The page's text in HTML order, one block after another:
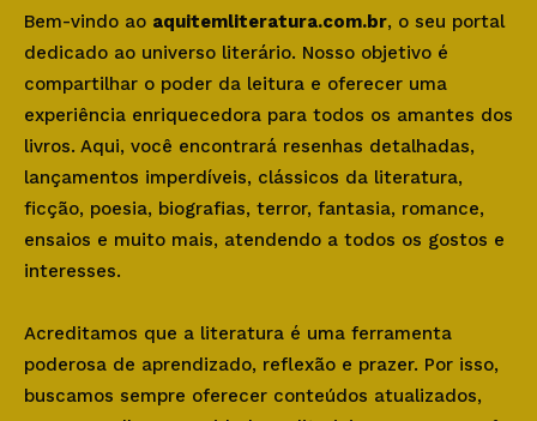
Bem-vindo ao aquitemliteratura.com.br, o seu portal
dedicado ao universo literário. Nosso objetivo é
compartilhar o poder da leitura e oferecer uma
experiência enriquecedora para todos os amantes dos
livros. Aqui, você encontrará resenhas detalhadas,
lançamentos imperdíveis, clássicos da literatura,
ficção, poesia, biografias, terror, fantasia, romance,
ensaios e muito mais, atendendo a todos os gostos e
interesses.
Acreditamos que a literatura é uma ferramenta
poderosa de aprendizado, reflexão e prazer. Por isso,
buscamos sempre oferecer conteúdos atualizados,